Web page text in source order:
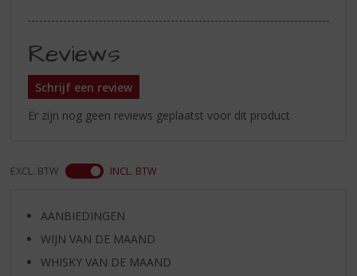
Reviews
Schrijf een review
Er zijn nog geen reviews geplaatst voor dit product
EXCL. BTW INCL. BTW
AANBIEDINGEN
WIJN VAN DE MAAND
WHISKY VAN DE MAAND